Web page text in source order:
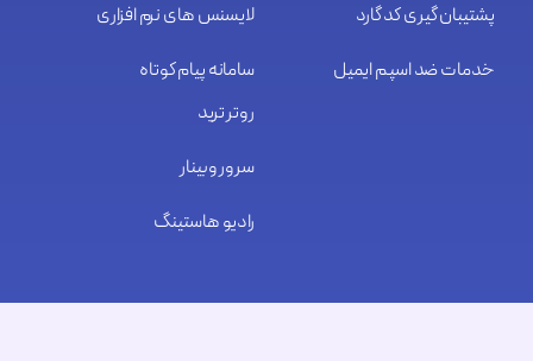
پشتیبان گیری کد گارد
خدمات ضد اسپم ایمیل
لایسنس های نرم افزاری
سامانه پیام کوتاه
روتر ترید
سرور وبینار
رادیو هاستینگ